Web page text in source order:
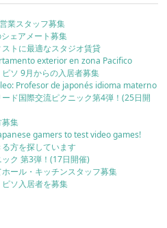
業スタッフ募集
ェアメート募集
トに最適なスタジオ賃貸
exterior en zona Pacifico
ソ 9月からの入居者募集
Profesor de japonés idioma materno
ド国際交流ピクニック第4弾！(25日開
募集
gamers to test video games!
方を探しています
ク 第3弾！(17日開催)
ール・キッチンスタッフ募集
ソ入居者を募集